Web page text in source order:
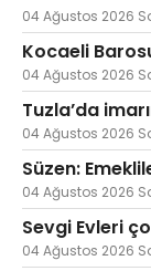
04 Ağustos 2026
Kocaeli
04 Ağustos 2026
Tuzla’da
04 Ağustos 2026
Süzen:
04 Ağustos 2026
Sevgi Evleri
04 Ağustos 2026